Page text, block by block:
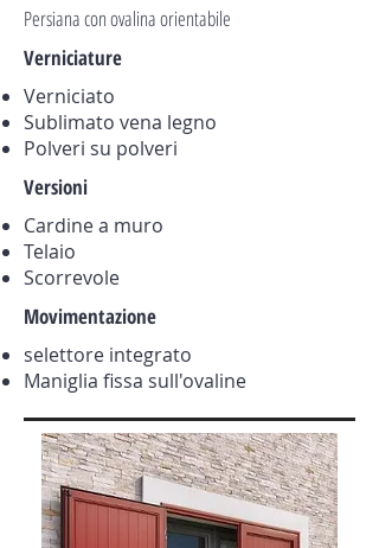
Persiana con ovalina orientabile
Verniciature
Verniciato
Sublimato vena legno
Polveri su polveri
Versioni
Cardine a muro
Telaio
Scorrevole
Movimentazione
selettore integrato
Maniglia fissa sull'ovaline